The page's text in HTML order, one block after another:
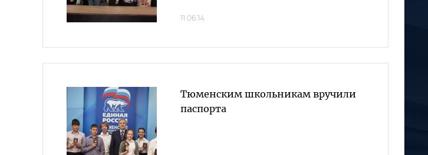
11.06.14
Тюменским школьникам вручили
паспорта